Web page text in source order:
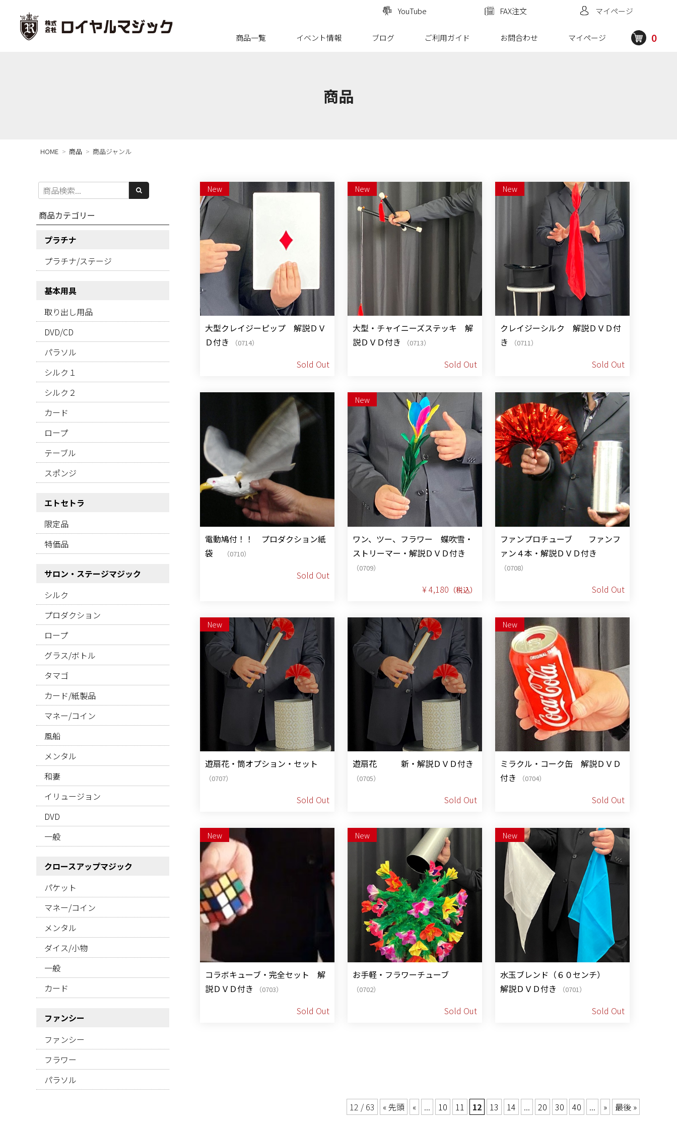
YouTube FAX注文 マイページ
商品一覧 イベント情報 ブログ ご利用ガイド お問合わせ マイページ 0
商品
HOME 商品 商品ジャンル
商品カテゴリー
プラチナ
プラチナ/ステージ
基本用具
取り出し用品
DVD/CD
パラソル
シルク１
シルク２
カード
ロープ
テーブル
スポンジ
エトセトラ
限定品
特価品
サロン・ステージマジック
シルク
プロダクション
ロープ
グラス/ボトル
タマゴ
カード/紙製品
マネー/コイン
風船
メンタル
和妻
イリュージョン
DVD
一般
クロースアップマジック
パケット
マネー/コイン
メンタル
ダイス/小物
一般
カード
ファンシー
ファンシー
フラワー
パラソル
大型クレイジーピップ 解説ＤＶ
Ｄ付き
（0714）
New
Sold Out
大型・チャイニーズステッキ 解
説ＤＶＤ付き
（0713）
New
Sold Out
クレイジーシルク 解説ＤＶＤ付
き
（0711）
New
Sold Out
電動鳩付！！ プロダクション紙
袋
（0710）
Sold Out
ワン、ツー、フラワー 蝶吹雪・
ストリーマー・解説ＤＶＤ付き
（0709）
New
¥ 4,180 （税込）
ファンプロチューブ ファンフ
ァン４本・解説ＤＶＤ付き
（0708）
Sold Out
遊扇花・筒オプション・セット
（0707）
New
Sold Out
遊扇花 新・解説ＤＶＤ付き
（0705）
Sold Out
ミラクル・コーク缶 解説ＤＶＤ
付き
（0704）
New
Sold Out
コラボキューブ・完全セット 解
説ＤＶＤ付き
（0703）
New
Sold Out
お手軽・フラワーチューブ
（0702）
New
Sold Out
水玉ブレンド（６０センチ）
解説ＤＶＤ付き
（0701）
New
Sold Out
12 / 63 « 先頭 « ... 10 11 12 13 14 ... 20 30 40 ... » 最後 »